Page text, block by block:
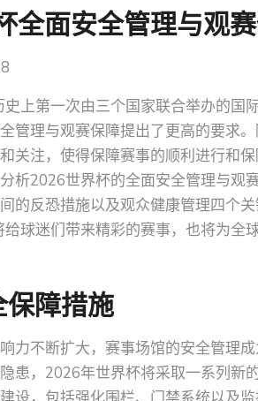
面安全管理与观
上第一次由三个国家联合举办的国
管理与观赛保障提出了更高的要求
关注，使得保障赛事的顺利进行和
析2026世界杯的全面安全管理与观
的反恐措施以及观众健康管理四个关
球迷们带来精彩的赛事，也将为全
保障措施
力不断扩大，赛事场馆的安全管理
患，2026年世界杯将采取一系列新